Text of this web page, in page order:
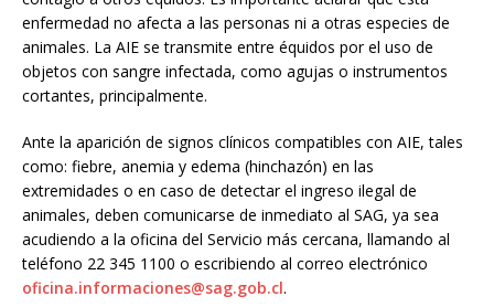
enfermedad no afecta a las personas ni a otras especies de
animales. La AIE se transmite entre équidos por el uso de
objetos con sangre infectada, como agujas o instrumentos
cortantes, principalmente.
Ante la aparición de signos clínicos compatibles con AIE, tales
como: fiebre, anemia y edema (hinchazón) en las
extremidades o en caso de detectar el ingreso ilegal de
animales, deben comunicarse de inmediato al SAG, ya sea
acudiendo a la oficina del Servicio más cercana, llamando al
teléfono 22 345 1100 o escribiendo al correo electrónico
oficina.informaciones@sag.gob.cl.